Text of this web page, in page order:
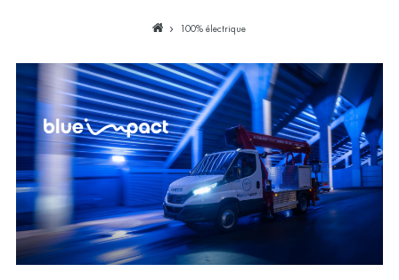
100% électrique